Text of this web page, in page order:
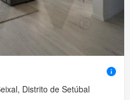
Distrito de Setúbal